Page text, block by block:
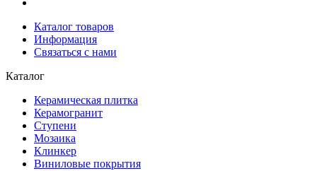
Каталог товаров
Информация
Связаться с нами
Каталог
Керамическая плитка
Керамогранит
Ступени
Мозаика
Клинкер
Виниловые покрытия